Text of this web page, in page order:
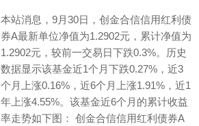
本站消息，9月30日，创金合信信用红利债
券A最新单位净值为1.2902元，累计净值为
1.2902元，较前一交易日下跌0.3%。历史
数据显示该基金近1个月下跌0.27%，近3
个月上涨0.16%，近6个月上涨1.91%，近1
年上涨4.55%。该基金近6个月的累计收益
率走势如下图： 创金合信信用红利债券A